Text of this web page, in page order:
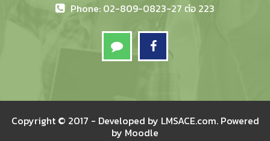
Phone: 02-809-0823-27 ต่อ 223
Copyright © 2017 - Developed by LMSACE.com. Powered
by Moodle